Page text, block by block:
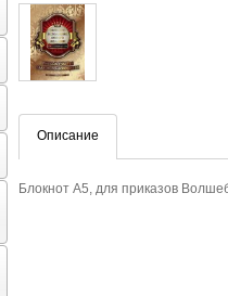
Описание
Блокнот А5, для приказов